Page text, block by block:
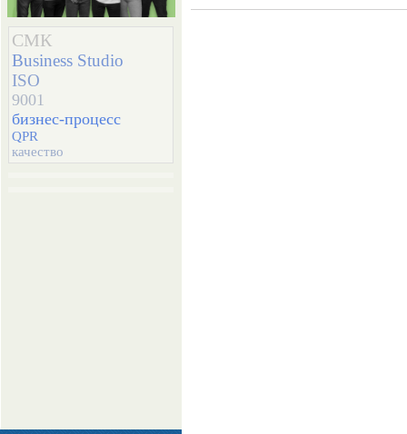
СМК
Business Studio
ISO
9001
бизнес-процесс
QPR
качество